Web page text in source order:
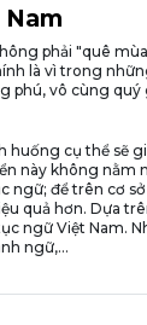
phải "quê
là vì trong
vô cùng
cụ thể sẽ
này không nằm
để trên cơ
quả hơn. Dựa
ngữ Việt Nam.
ngữ,...